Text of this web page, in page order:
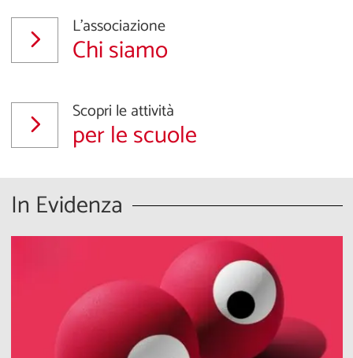
L'associazione
Chi siamo
Scopri le attività
per le scuole
In Evidenza